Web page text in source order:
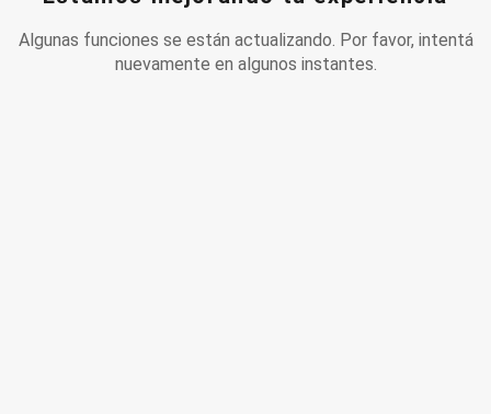
Algunas funciones se están actualizando. Por favor, intentá
nuevamente en algunos instantes.